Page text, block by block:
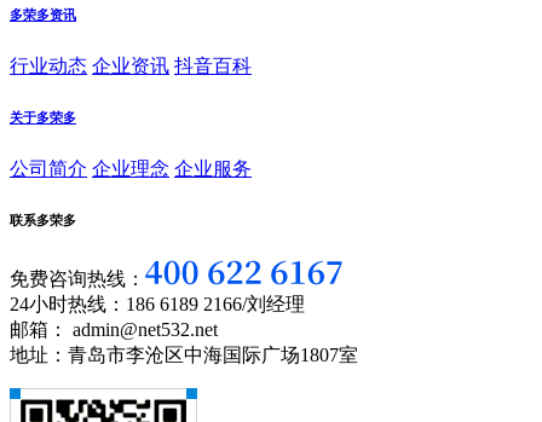
多荣多资讯
行业动态 企业资讯 抖音百科
关于多荣多
公司简介 企业理念 企业服务
联系多荣多
免费咨询热线：
24小时热线：186 6189 2166/刘经理
邮箱： admin@net532.net
地址：青岛市李沧区中海国际广场1807室